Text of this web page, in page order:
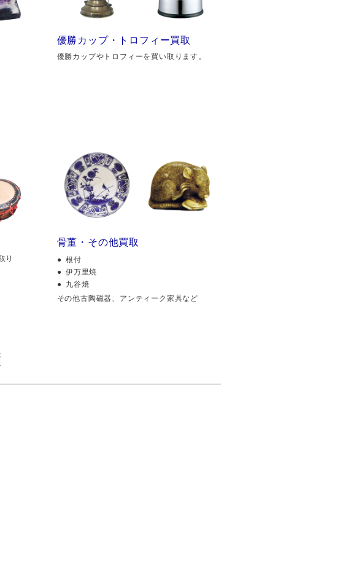
優勝カップ・トロフィー買取
優勝カップやトロフィーを買い取ります。
り
骨董・その他買取
根付
伊万里焼
九谷焼
その他古陶磁器、アンティーク家具など